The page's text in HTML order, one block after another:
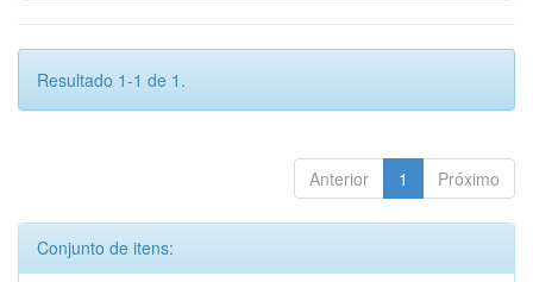
Resultado 1-1 de 1.
Anterior 1 Próximo
Conjunto de itens: